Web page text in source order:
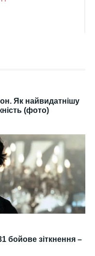
Як найвидатнішу
(фото)
бойове зіткнення –